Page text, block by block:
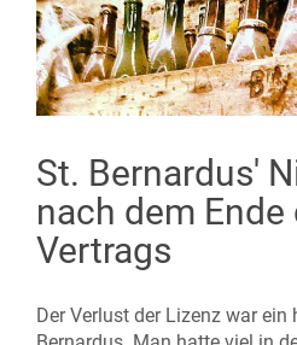
St. Bernardus'
nach dem Ende
Vertrags
Der Verlust der Lizenz war ein